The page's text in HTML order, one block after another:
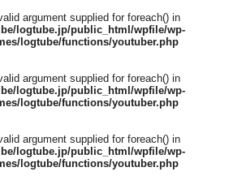
argument supplied for foreach() in
logtube.jp/public_html/wpfile/wp-
logtube/functions/youtuber.php
argument supplied for foreach() in
logtube.jp/public_html/wpfile/wp-
logtube/functions/youtuber.php
argument supplied for foreach() in
logtube.jp/public_html/wpfile/wp-
logtube/functions/youtuber.php